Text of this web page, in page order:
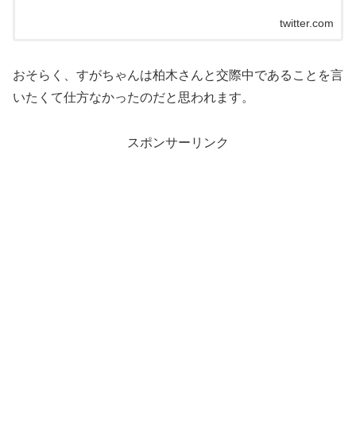
twitter.com
おそらく、すがちゃんは柏木さんと交際中であることを言
いたくて仕方なかったのだと思われます。
スポンサーリンク